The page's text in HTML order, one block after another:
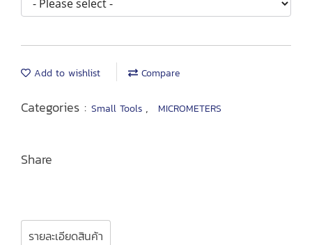
Add to wishlist Compare
Categories : Small Tools , MICROMETERS
Share
รายละเอียดสินค้า